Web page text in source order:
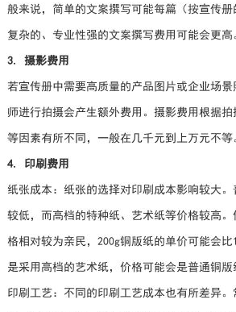
般来说，简单的文案撰写可能每篇（按宣传册
复杂的、专业性强的文案撰写费用可能会更高
3. 摄影费用
若宣传册中需要高质量的产品图片或企业场
师进行拍摄会产生额外费用。摄影费用根据
等因素有所不同，一般在几千元到上万元不等
4. 印刷费用
纸张成本：纸张的选择对印刷成本影响较大
较低，而高档的特种纸、艺术纸等价格较高。
格相对较为亲民，200g铜版纸的单价可能会比
是采用高档的艺术纸，价格可能会是普通铜版
印刷工艺：不同的印刷工艺成本也有所差异